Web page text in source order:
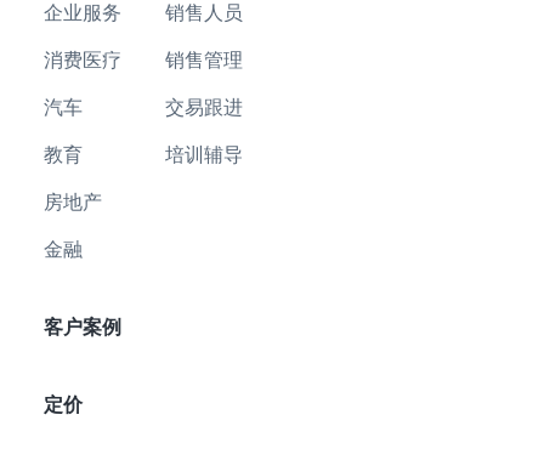
企业服务
消费医疗
汽车
教育
房地产
金融
销售人员
销售管理
交易跟进
培训辅导
客户案例
定价